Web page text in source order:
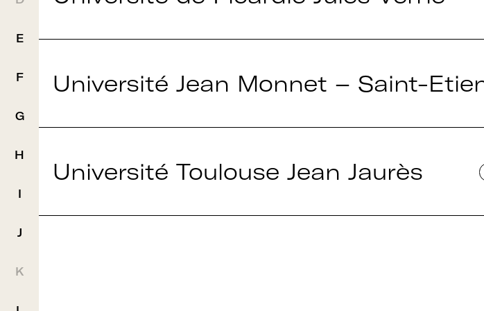
E
F
G
H
I
J
K
Université Jean Monnet – Saint-
Université Toulouse Jean Jaurès